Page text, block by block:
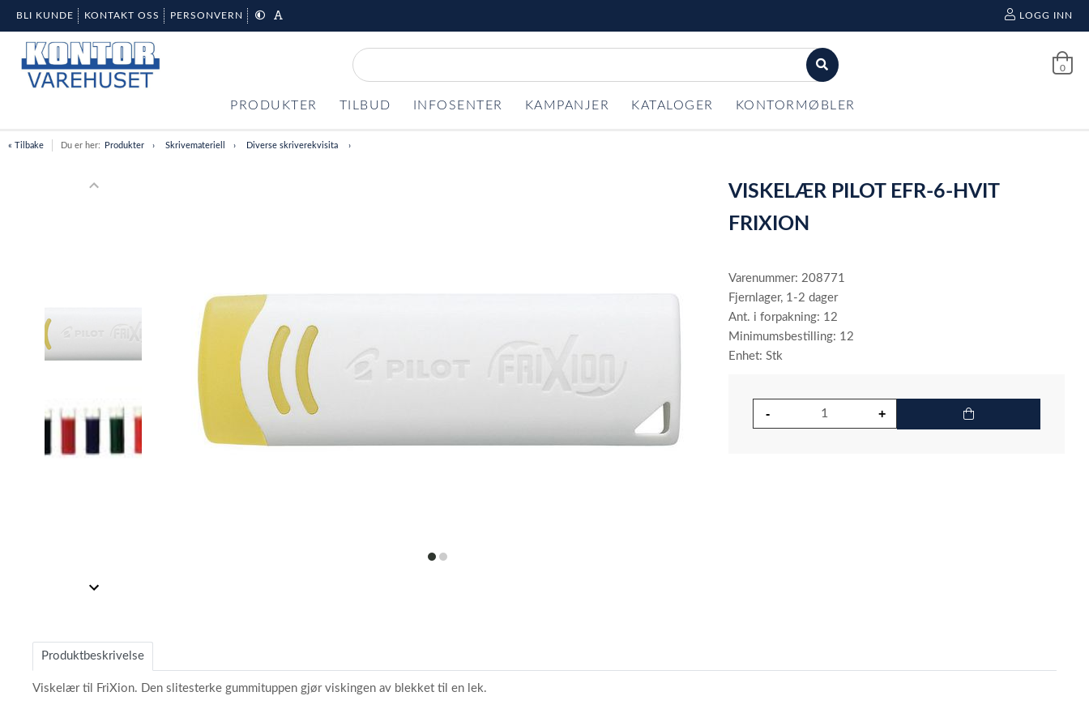
BLI KUNDE KONTAKT OSS PERSONVERN LOGG INN
0
PRODUKTER TILBUD INFOSENTER KAMPANJER KATALOGER KONTORMØBLER
« Tilbake Du er her: Produkter Skrivemateriell Diverse skriverekvisita
of
itemitem
VISKELÆR PILOT EFR-6-HVIT
FRIXION
Varenummer: 208771
Fjernlager, 1-2 dager
Ant. i forpakning: 12
Minimumsbestilling: 12
Enhet: Stk
Produktbeskrivelse
Viskelær til FriXion. Den slitesterke gummituppen gjør viskingen av blekket til en lek.